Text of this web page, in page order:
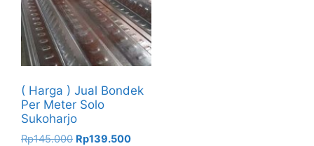
( Harga ) Jual Bondek
Per Meter Solo
Sukoharjo
Rp145.000 Harga
Rp139.500Harga